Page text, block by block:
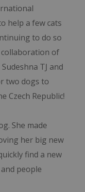
help a few cats
to do so
of
TJ and
two dogs to
Czech Republic!
She made
her big new
find a new
people